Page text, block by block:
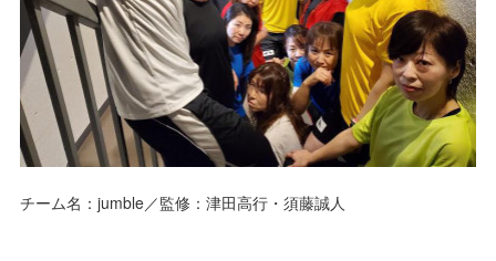
チーム名：jumble／監修：津田高行・須藤誠人